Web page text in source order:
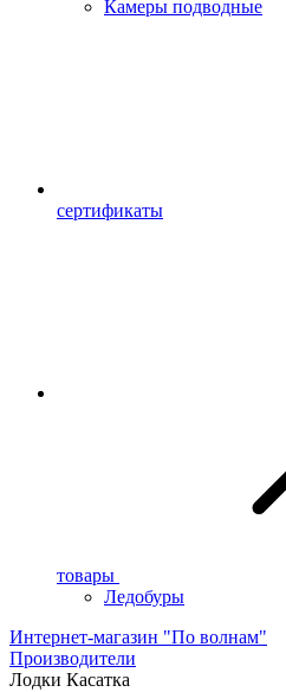
Камеры подводные
сертификаты
товары
Ледобуры
Интернет-магазин "По волнам"
Производители
Лодки Касатка